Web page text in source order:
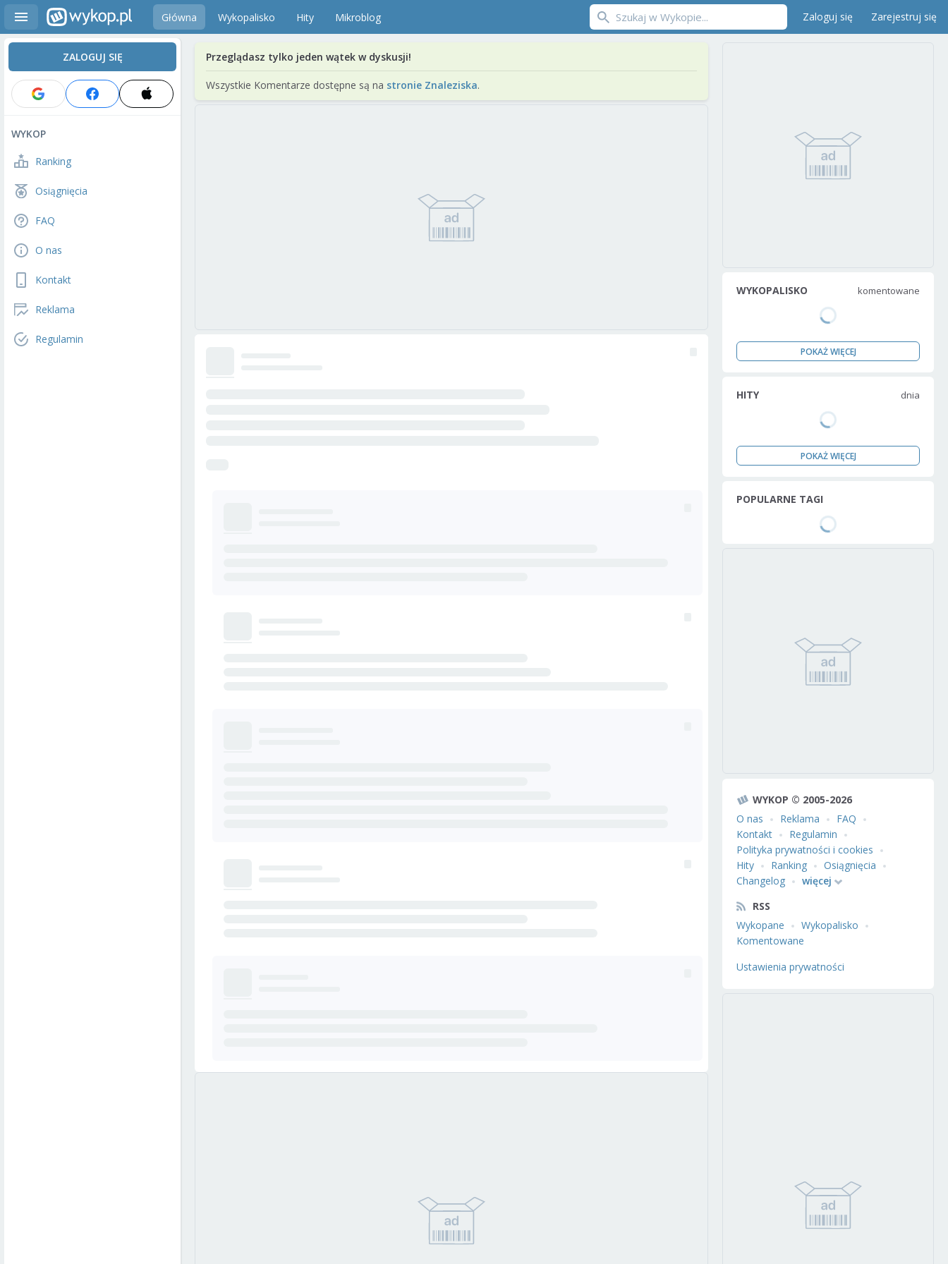
Główna Wykopalisko Hity Mikroblog Zaloguj się Zarejestruj się
ZALOGUJ SIĘ
WYKOP
Ranking
Osiągnięcia
FAQ
O nas
Kontakt
Reklama
Regulamin
Przeglądasz tylko jeden wątek w dyskusji!
Wszystkie Komentarze dostępne są na stronie Znaleziska.
WYKOPALISKO komentowane
POKAŻ WIĘCEJ
HITY dnia
POKAŻ WIĘCEJ
POPULARNE TAGI
WYKOP © 2005-2026
O nas
Reklama
FAQ
Kontakt
Regulamin
Polityka prywatności i cookies
Hity
Ranking
Osiągnięcia
Changelog
więcej
RSS
Wykopane
Wykopalisko
Komentowane
Ustawienia prywatności